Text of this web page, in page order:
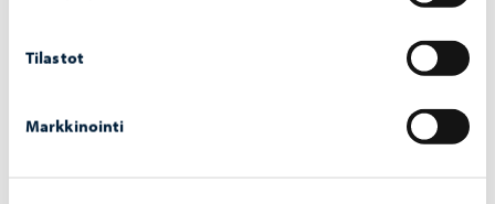
Tilastot
Markkinointi